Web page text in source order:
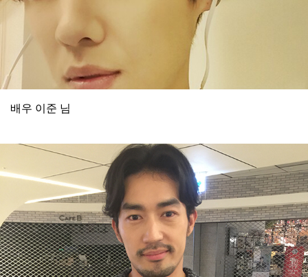
배우 이준 님